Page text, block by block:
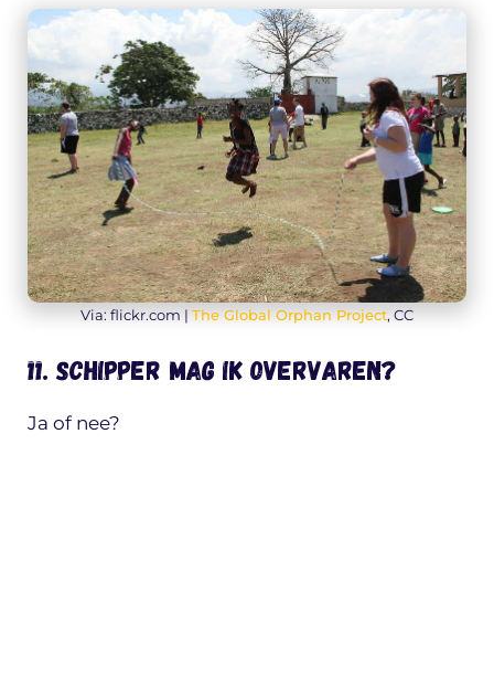
Via: flickr.com | The Global Orphan Project, CC
11. Schipper mag ik overvaren?
Ja of nee?